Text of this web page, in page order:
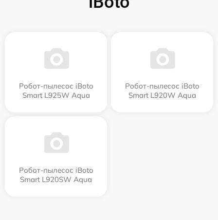
Робот-пылесос iBoto
Smart L925W Aqua
Робот-пылесос iBoto
Smart L920W Aqua
Робот-пылесос iBoto
Smart L920SW Aqua